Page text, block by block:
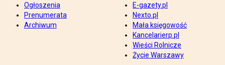
Ogłoszenia
Prenumerata
Archiwum
E-gazety.pl
Nexto.pl
Mała księgowość
Kancelarierp.pl
Wieści Rolnicze
Życie Warszawy